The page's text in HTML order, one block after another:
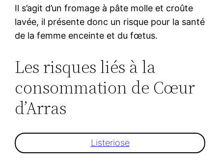
Il s’agit d’un fromage à pâte molle et croûte
lavée, il présente donc un risque pour la santé
de la femme enceinte et du fœtus.
Les risques liés à la
consommation de Cœur
d’Arras
Listeriose